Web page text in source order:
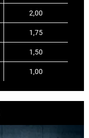
2,00
1,75
1,50
1,00